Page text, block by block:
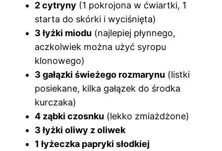
2 cytryny (1 pokrojona w ćwiartki, 1
starta do skórki i wyciśnięta)
3 łyżki miodu (najlepiej płynnego,
aczkolwiek można użyć syropu
klonowego)
3 gałązki świeżego rozmarynu (listki
posiekane, kilka gałązek do środka
kurczaka)
4 ząbki czosnku (lekko zmiażdżone)
3 łyżki oliwy z oliwek
1 łyżeczka papryki słodkiej